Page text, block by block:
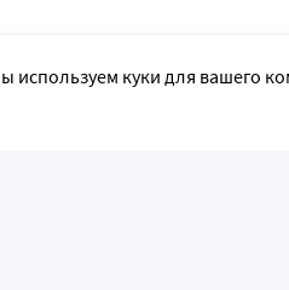
используем куки для вашего